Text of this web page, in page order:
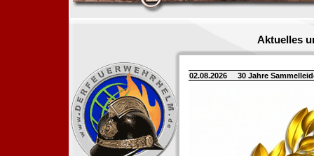
Aktuelles
02.08.2026 30 Jahre